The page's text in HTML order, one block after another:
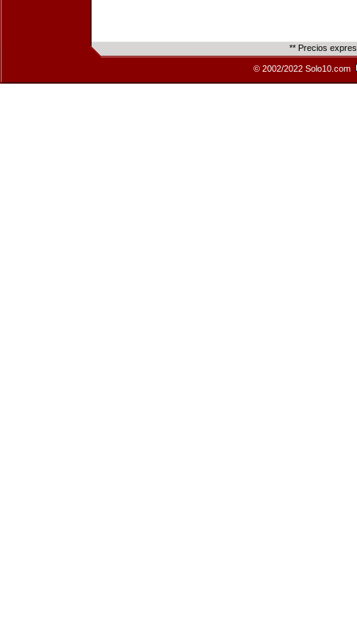
** Precios
© 2002/2022 Solo10.com